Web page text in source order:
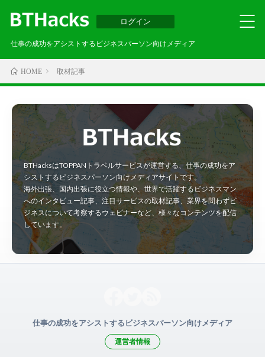
ログイン
仕事の成功をアシストするビジネスパーソン向けメディア
HOME 取材記事
BTHacksはTOPPANトラベルサービスが運営する、仕事の成功をア
シストするビジネスパーソン向けメディアサイトです。
海外出張、国内出張に役立つ情報や、世界で活躍するビジネスマン
へのインタビュー記事、注目サービスの取材記事、業界を問わずビ
ジネスについて考察するウェビナーなど、様々なコンテンツを配信
しています。
仕事の成功をアシストするビジネスパーソン向けメディア
運営者情報